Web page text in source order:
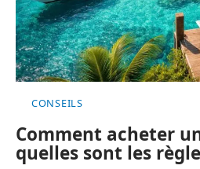
CONSEILS
Comment acheter
quelles sont les